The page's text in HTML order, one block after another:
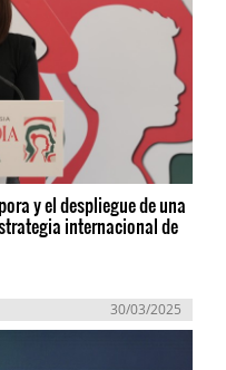
y el despliegue de una
internacional de
30/03/2025